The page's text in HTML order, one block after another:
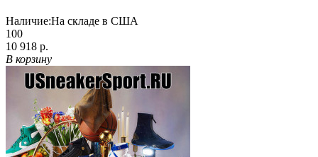
Наличие:На складе в США
100
10 918 р.
В корзину